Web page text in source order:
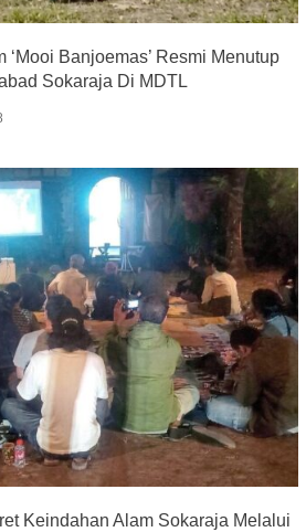
Banjoemas’ Resmi Menutup
Sokaraja Di MDTL
Keindahan Alam Sokaraja Melalui